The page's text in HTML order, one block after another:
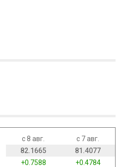
с 8 авг.
с 7 авг.
82.1665
81.4077
+0.7588
+0.4784